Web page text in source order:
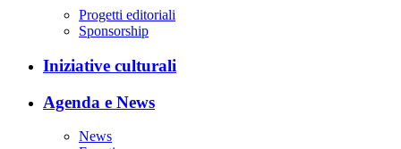
Progetti editoriali
Sponsorship
Iniziative culturali
Agenda e News
News